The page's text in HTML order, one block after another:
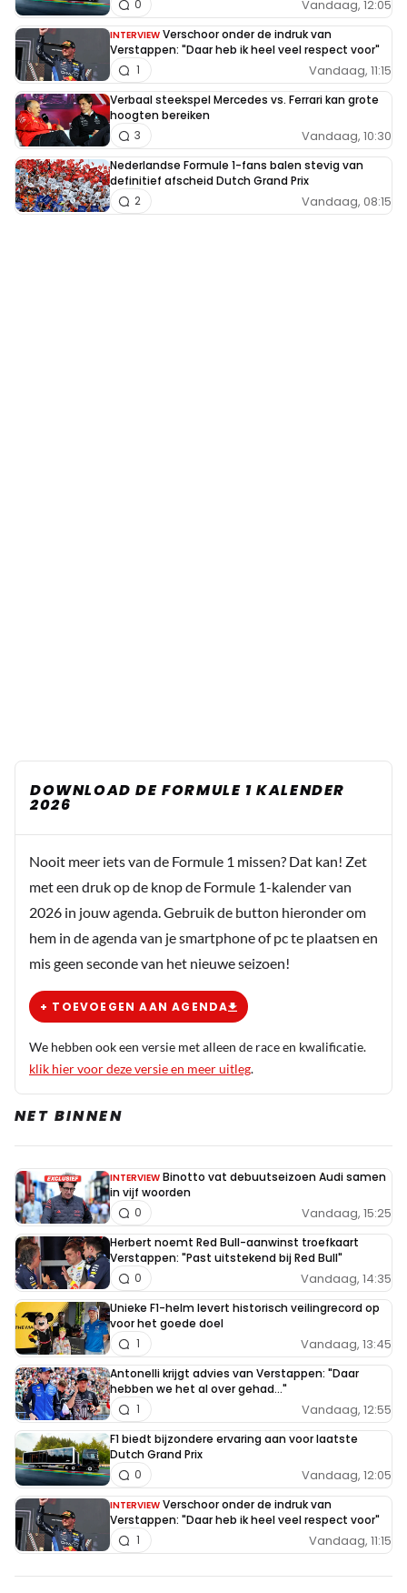
Vandaag, 12:05
0
INTERVIEW Verschoor onder de indruk van
Verstappen: "Daar heb ik heel veel respect voor"
Vandaag, 11:15
1
Verbaal steekspel Mercedes vs. Ferrari kan grote
hoogten bereiken
Vandaag, 10:30
3
Nederlandse Formule 1-fans balen stevig van
definitief afscheid Dutch Grand Prix
Vandaag, 08:15
2
DOWNLOAD DE FORMULE 1 KALENDER
2026
Nooit meer iets van de Formule 1 missen? Dat kan! Zet
met een druk op de knop de Formule 1-kalender van
2026 in jouw agenda. Gebruik de button hieronder om
hem in de agenda van je smartphone of pc te plaatsen en
mis geen seconde van het nieuwe seizoen!
+ TOEVOEGEN AAN AGENDA
We hebben ook een versie met alleen de race en kwalificatie.
klik hier voor deze versie en meer uitleg.
NET BINNEN
INTERVIEW Binotto vat debuutseizoen Audi samen
in vijf woorden
Vandaag, 15:25
0
Herbert noemt Red Bull-aanwinst troefkaart
Verstappen: "Past uitstekend bij Red Bull"
Vandaag, 14:35
0
Unieke F1-helm levert historisch veilingrecord op
voor het goede doel
Vandaag, 13:45
1
Antonelli krijgt advies van Verstappen: "Daar
hebben we het al over gehad..."
Vandaag, 12:55
1
F1 biedt bijzondere ervaring aan voor laatste
Dutch Grand Prix
Vandaag, 12:05
0
INTERVIEW Verschoor onder de indruk van
Verstappen: "Daar heb ik heel veel respect voor"
Vandaag, 11:15
1